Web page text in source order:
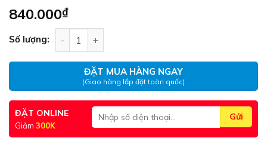
840.000₫
Số lượng:
ĐẶT MUA HÀNG NGAY
(Giao hàng lắp đặt toàn quốc)
ĐẶT ONLINE
Giảm 300K